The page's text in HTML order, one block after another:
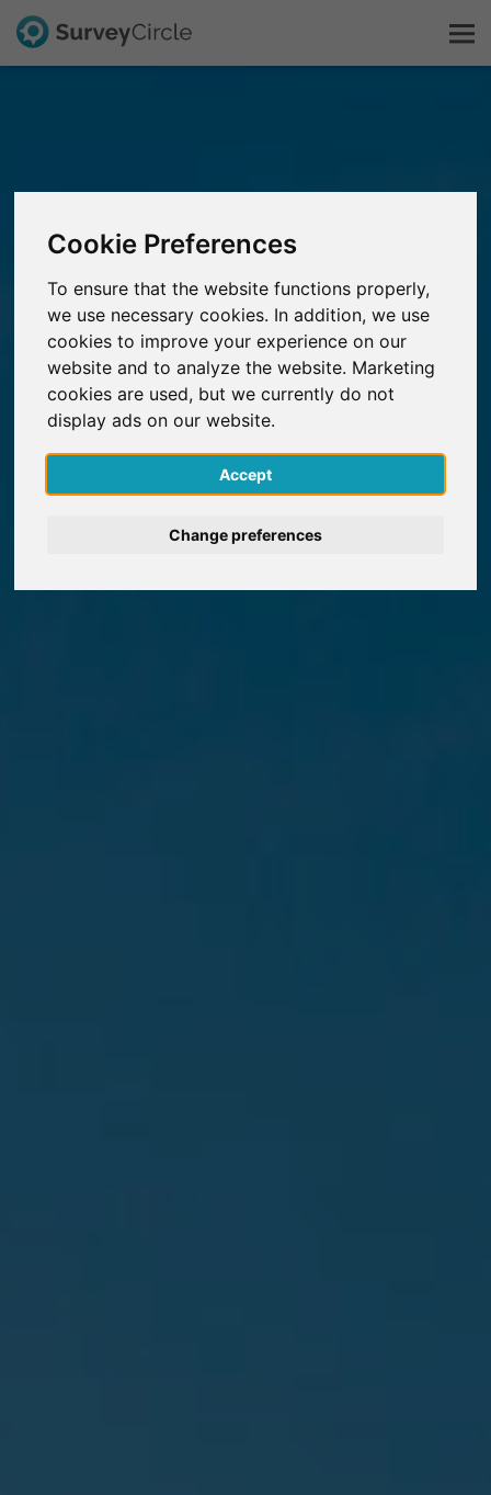
Cookie Preferences
To ensure that the website functions properly,
we use necessary cookies. In addition, we use
cookies to improve your experience on our
website and to analyze the website. Marketing
cookies are used, but we currently do not
display ads on our website.
Accept
Change preferences
Explorer la recherche
FAQ
S'inscrire gratuitement
S'inscrire
English
Deutsch
Nederlands